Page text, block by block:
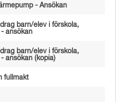
- Ansökan
barn/elev i förskola,
ansökan
barn/elev i förskola,
ansökan (kopia)
fullmakt